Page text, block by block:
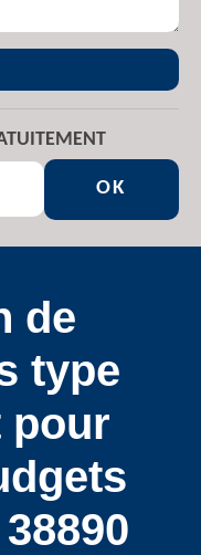
de
type
pour